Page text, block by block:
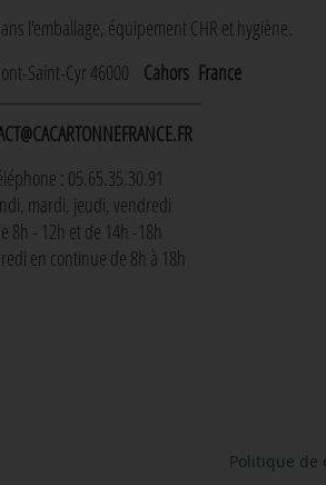
l'emballage, équipement CHR et hygiène.
Saint-Cyr 46000 Cahors France
: 05.65.35.30.91
mardi, jeudi, vendredi
8h - 12h et de 14h -18h
en continue de 8h à 18h
Politique de